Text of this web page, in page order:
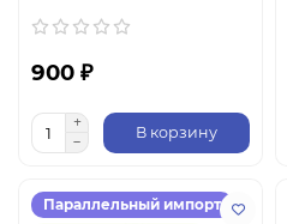
900 ₽
В корзину
Параллельный импорт